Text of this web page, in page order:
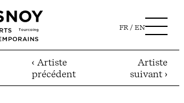
FR EN
‹ Artiste
précédent
Artiste
suivant ›